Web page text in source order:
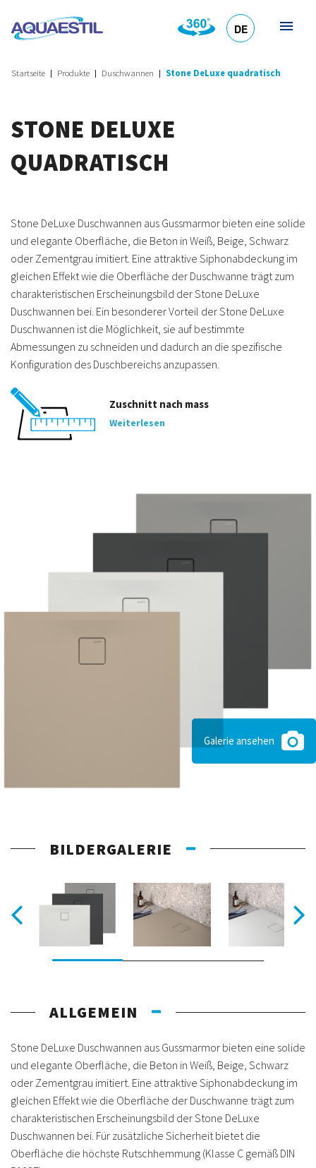
DE
Startseite Produkte Duschwannen Stone DeLuxe quadratisch
STONE DELUXE
QUADRATISCH
Stone DeLuxe Duschwannen aus Gussmarmor bieten eine solide
und elegante Oberfläche, die Beton in Weiß, Beige, Schwarz
oder Zementgrau imitiert. Eine attraktive Siphonabdeckung im
gleichen Effekt wie die Oberfläche der Duschwanne trägt zum
charakteristischen Erscheinungsbild der Stone DeLuxe
Duschwannen bei. Ein besonderer Vorteil der Stone DeLuxe
Duschwannen ist die Möglichkeit, sie auf bestimmte
Abmessungen zu schneiden und dadurch an die spezifische
Konfiguration des Duschbereichs anzupassen.
Zuschnitt nach mass
Weiterlesen
Galerie ansehen
BILDERGALERIE
ALLGEMEIN
Stone DeLuxe Duschwannen aus Gussmarmor bieten eine solide
und elegante Oberfläche, die Beton in Weiß, Beige, Schwarz
oder Zementgrau imitiert. Eine attraktive Siphonabdeckung im
gleichen Effekt wie die Oberfläche der Duschwanne trägt zum
charakteristischen Erscheinungsbild der Stone DeLuxe
Duschwannen bei. Für zusätzliche Sicherheit bietet die
Oberfläche die höchste Rutschhemmung (Klasse C gemäß DIN